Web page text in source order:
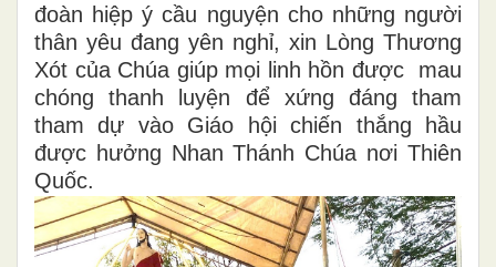
đoàn hiệp ý cầu nguyện cho những người
thân yêu đang yên nghỉ, xin Lòng Thương
Xót của Chúa giúp mọi linh hồn được mau
chóng thanh luyện để xứng đáng tham
tham dự vào Giáo hội chiến thắng hầu
được hưởng Nhan Thánh Chúa nơi Thiên
Quốc.